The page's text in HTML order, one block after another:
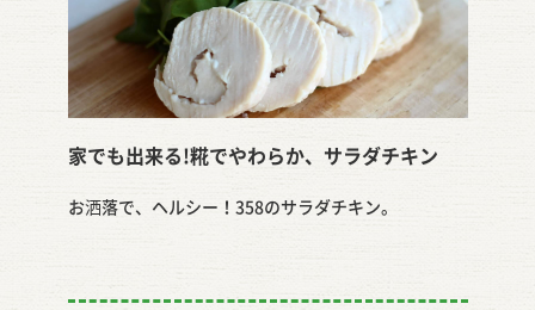
家でも出来る!糀でやわらか、サラダチキン
お洒落で、ヘルシー！358のサラダチキン。